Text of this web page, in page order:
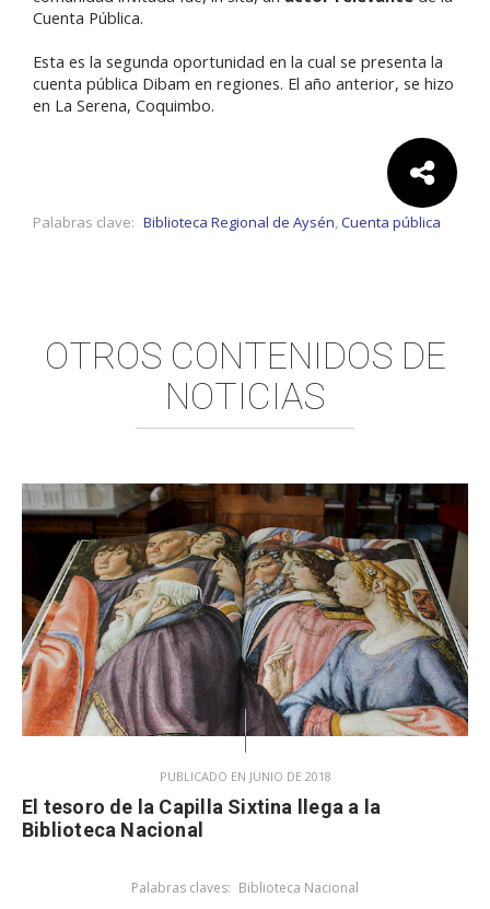
Cuenta Pública.
Esta es la segunda oportunidad en la cual se presenta la
cuenta pública Dibam en regiones. El año anterior, se hizo
en La Serena, Coquimbo.
Comparte:
Palabras clave: Biblioteca Regional de Aysén,Cuenta pública
OTROS CONTENIDOS DE
NOTICIAS
PUBLICADO EN JUNIO DE 2018
El tesoro de la Capilla Sixtina llega a la
Biblioteca Nacional
Palabras claves: Biblioteca Nacional